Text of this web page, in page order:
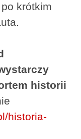
krótkim
historii
historia-